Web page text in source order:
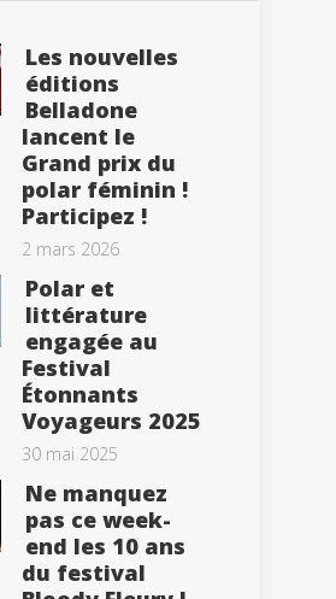
Les nouvelles
éditions
Belladone
lancent le
Grand prix du
polar féminin !
Participez !
2 mars 2026
Polar et
littérature
engagée au
Festival
Étonnants
Voyageurs 2025
30 mai 2025
Ne manquez
pas ce week-
end les 10 ans
du festival